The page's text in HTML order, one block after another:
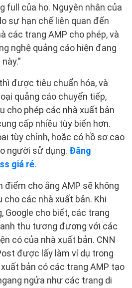
full của họ. Nguyên nhân của
sự hạn chế liên quan đến
các trang AMP cho phép, và
nghệ quảng cáo hiện đang
được tiêu chuẩn hóa, và
quảng cáo chuyển tiếp,
cho phép các nhà xuất bản
cấp nhiều tùy biến hơn.
tùy chỉnh, hoặc có hồ sơ cao
người sử dụng. Đăng
giá rẻ.
điểm cho ằng AMP sẽ không
các nhà xuất bản. Khi
cho biết, các trang
thu tương đương với các
có của nhà xuất bản. CNN
được lấy làm ví dụ trong
bản có các trang AMP tạo
ngửa như các trang di